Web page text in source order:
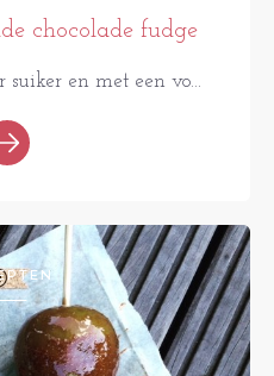
chocolade fudge
suiker en met een vo...